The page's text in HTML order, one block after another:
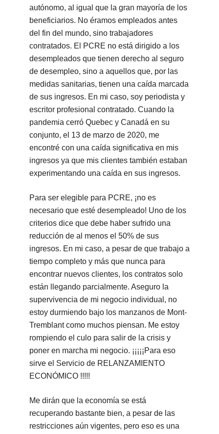
autónomo, al igual que la gran mayoría de los
beneficiarios. No éramos empleados antes
del fin del mundo, sino trabajadores
contratados. El PCRE no está dirigido a los
desempleados que tienen derecho al seguro
de desempleo, sino a aquellos que, por las
medidas sanitarias, tienen una caída marcada
de sus ingresos. En mi caso, soy periodista y
escritor profesional contratado. Cuando la
pandemia cerró Quebec y Canadá en su
conjunto, el 13 de marzo de 2020, me
encontré con una caída significativa en mis
ingresos ya que mis clientes también estaban
experimentando una caída en sus ingresos.
Para ser elegible para PCRE, ¡no es
necesario que esté desempleado! Uno de los
criterios dice que debe haber sufrido una
reducción de al menos el 50% de sus
ingresos. En mi caso, a pesar de que trabajo a
tiempo completo y más que nunca para
encontrar nuevos clientes, los contratos solo
están llegando parcialmente. Aseguro la
supervivencia de mi negocio individual, no
estoy durmiendo bajo los manzanos de Mont-
Tremblant como muchos piensan. Me estoy
rompiendo el culo para salir de la crisis y
poner en marcha mi negocio. ¡¡¡¡¡Para eso
sirve el Servicio de RELANZAMIENTO
ECONÓMICO !!!!!
Me dirán que la economía se está
recuperando bastante bien, a pesar de las
restricciones aún vigentes, pero eso es una